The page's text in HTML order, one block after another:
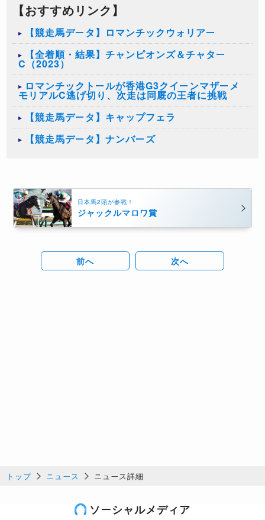
【おすすめリンク】
【競走馬データ】ロマンチックウォリアー
【全着順・結果】チャンピオンズ＆チャター
C（2023）
ロマンチックトールが香港G3クイーンマザーメ
モリアルC逃げ切り、次走は同厩の王者に挑戦
【競走馬データ】キャップフェラ
【競走馬データ】ナンバーズ
日本馬2頭が参戦！
ジャックルマロワ賞
前へ 次へ
トップ ニュース ニュース詳細
ソーシャルメディア